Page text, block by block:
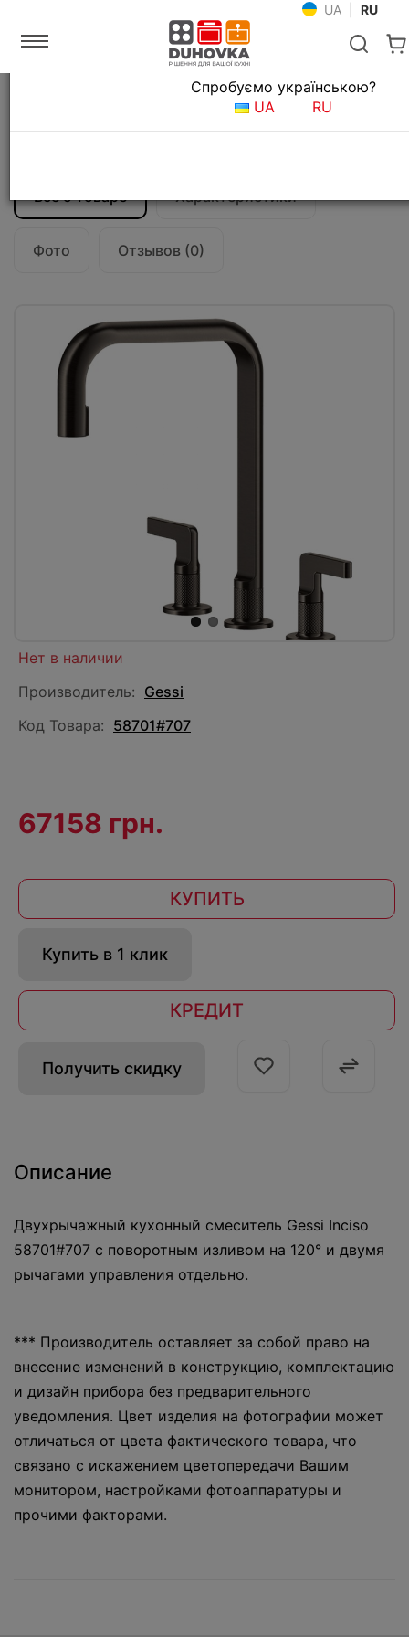
UA RU
Мойки и смесители Смесители для кухни
Смеситель кухонный Gessi Inciso
Все о товаре Характеристики
Фото Отзывов (0)
Язык магазина
Спробуємо українською?
UA
RU
Нет в наличии
Производитель: Gessi
Код Товара: 58701#707
67158 грн.
КУПИТЬ
Купить в 1 клик
КРЕДИТ
Получить скидку
Описание
Двухрычажный кухонный смеситель Gessi Inciso
58701#707 с поворотным изливом на 120° и двумя
рычагами управления отдельно.
*** Производитель оставляет за собой право на
внесение изменений в конструкцию, комплектацию
и дизайн прибора без предварительного
уведомления. Цвет изделия на фотографии может
отличаться от цвета фактического товара, что
связано с искажением цветопередачи Вашим
монитором, настройками фотоаппаратуры и
прочими факторами.